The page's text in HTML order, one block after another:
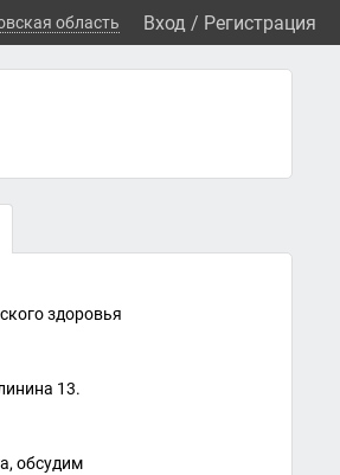
область Вход / Регистрация
здоровья
13.
обсудим